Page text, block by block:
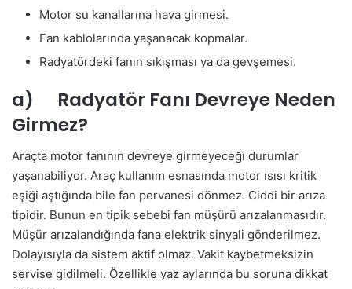
Motor su kanallarına hava girmesi.
Fan kablolarında yaşanacak kopmalar.
Radyatördeki fanın sıkışması ya da gevşemesi.
a) Radyatör Fanı Devreye Neden
Girmez?
Araçta motor fanının devreye girmeyeceği durumlar
yaşanabiliyor. Araç kullanım esnasında motor ısısı kritik
eşiği aştığında bile fan pervanesi dönmez. Ciddi bir arıza
tipidir. Bunun en tipik sebebi fan müşürü arızalanmasıdır.
Müşür arızalandığında fana elektrik sinyali gönderilmez.
Dolayısıyla da sistem aktif olmaz. Vakit kaybetmeksizin
servise gidilmeli. Özellikle yaz aylarında bu soruna dikkat